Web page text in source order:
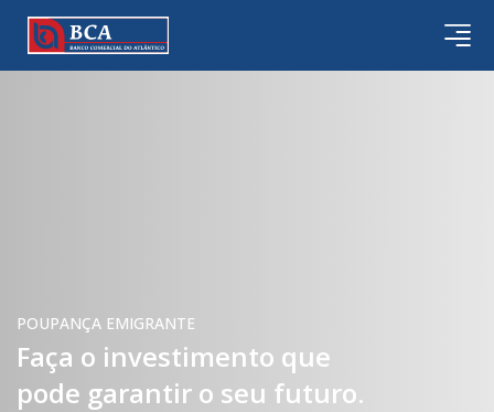
POUPANÇA EMIGRANTE
Faça o investimento que
pode garantir o seu futuro.